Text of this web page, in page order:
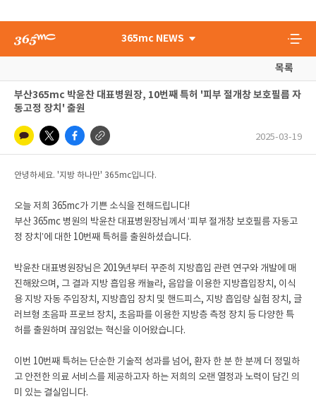
365mc NEWS
목록
부산365mc 박윤찬 대표병원장, 10번째 특허 '피부 절개창 보호필름 자
동고정 장치' 출원
2025-03-19
안녕하세요. '지방 하나만' 365mc입니다.
오늘 저희 365mc가 기쁜 소식을 전해드립니다!
부산 365mc 병원의 박윤찬 대표병원장님께서 ‘피부 절개창 보호필름 자동고
정 장치’에 대한 10번째 특허를 출원하셨습니다.
박윤찬 대표병원장님은 2019년부터 꾸준히 지방흡입 관련 연구와 개발에 매
진해왔으며, 그 결과 지방 흡입용 캐뉼라, 음압을 이용한 지방흡입장치, 이식
용 지방 자동 주입장치, 지방흡입 장치 및 핸드피스, 지방 흡입량 실험 장치, 글
러브형 초음파 프로브 장치, 초음파를 이용한 지방층 측정 장치 등 다양한 특
허를 출원하며 끊임없는 혁신을 이어왔습니다.
이번 10번째 특허는 단순한 기술적 성과를 넘어, 환자 한 분 한 분께 더 정밀하
고 안전한 의료 서비스를 제공하고자 하는 저희의 오랜 열정과 노력이 담긴 의
미 있는 결실입니다.